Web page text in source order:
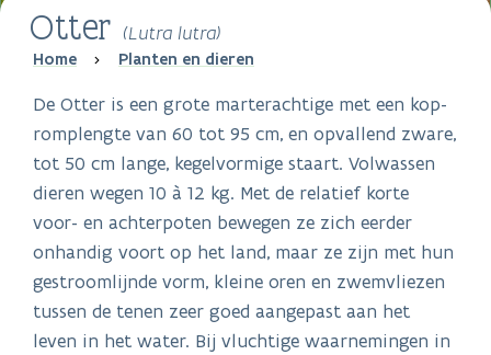
Otter (Lutra lutra)
Breadcrumb
Home Planten en dieren
De Otter is een grote marterachtige met een kop-
romplengte van 60 tot 95 cm, en opvallend zware,
tot 50 cm lange, kegelvormige staart. Volwassen
dieren wegen 10 à 12 kg. Met de relatief korte
voor- en achterpoten bewegen ze zich eerder
onhandig voort op het land, maar ze zijn met hun
gestroomlijnde vorm, kleine oren en zwemvliezen
tussen de tenen zeer goed aangepast aan het
leven in het water. Bij vluchtige waarnemingen in